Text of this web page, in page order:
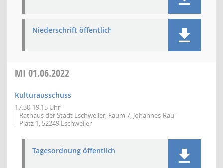
Niederschrift öffentlich
MI 01.06.2022
Kulturausschuss
17:30-19:15 Uhr
Rathaus der Stadt Eschweiler, Raum 7, Johannes-Rau-
Platz 1, 52249 Eschweiler
Tagesordnung öffentlich